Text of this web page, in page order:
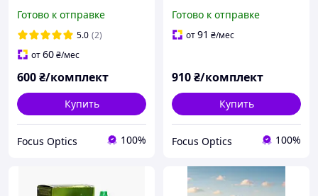
Мультисон, вода для линз
Готово к отправке
5.0 (2)
от60₴/мес
600₴/комплект
Купить
Focus Optics 100%
вода для линз
Готово к отправке
от91 ₴/мес
910₴/комплект
Купить
Focus Optics 100%